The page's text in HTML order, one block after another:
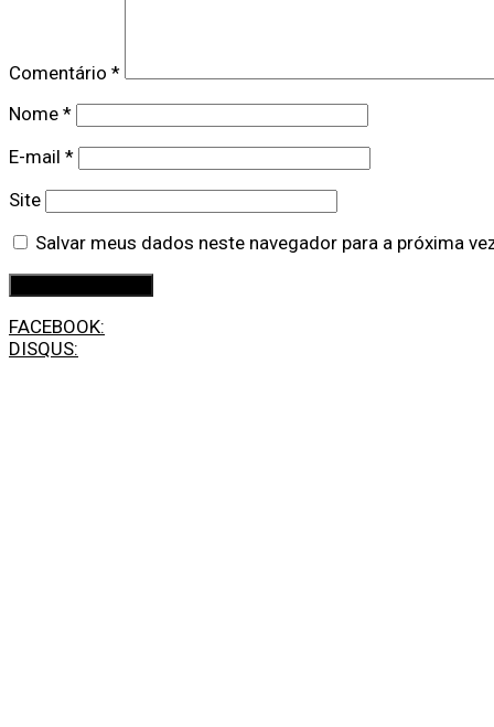
Comentário *
Nome *
E-mail *
Site
Salvar meus dados neste navegador para a próxima
FACEBOOK:
DISQUS: